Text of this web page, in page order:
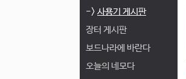
-> 사용기 게시판
장터 게시판
보드나라에 바란다
오늘의 네모다